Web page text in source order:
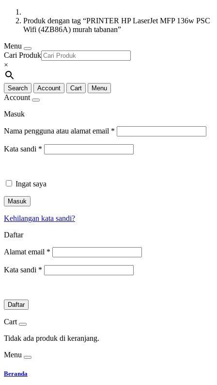
Produk dengan tag “PRINTER HP LaserJet MFP 136w PSC
Wifi (4ZB86A) murah tabanan”
Menu
Cari Produk
×
Search Account Cart Menu
Account
Masuk
Nama pengguna atau alamat email *
Kata sandi *
Ingat saya
Masuk
Kehilangan kata sandi?
Daftar
Alamat email *
Kata sandi *
Daftar
Cart
Tidak ada produk di keranjang.
Menu
Beranda